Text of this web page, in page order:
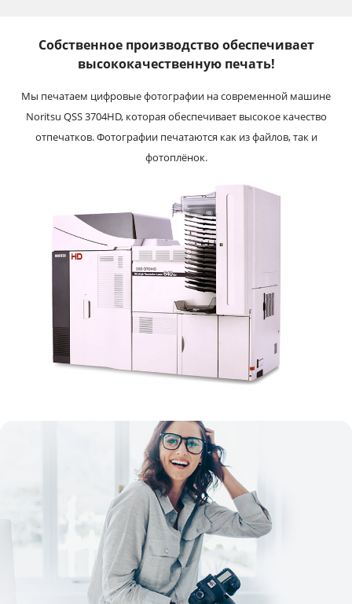
Собственное производство обеспечивает
высококачественную печать!
Мы печатаем цифровые фотографии на современной машине
Noritsu QSS 3704HD, которая обеспечивает высокое качество
отпечатков. Фотографии печатаются как из файлов, так и
фотоплёнок.